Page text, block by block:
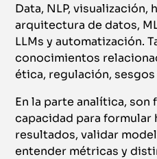
Data, NLP, visualización,
arquitectura de datos,
LLMs y automatización.
conocimientos
ética, regulación,
En la parte analítica, son
capacidad para
resultados, validar
entender métricas y